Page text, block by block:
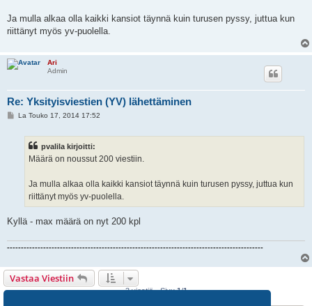
i
Ja mulla alkaa olla kaikki kansiot täynnä kuin turusen pyssy, juttua kun
riittänyt myös yv-puolella.
Ari
Admin
Re: Yksityisviestien (YV) lähettäminen
VLa Touko 17, 2014 17:52
pvalila kirjoitti:
Määrä on noussut 200 viestiin.
Ja mulla alkaa olla kaikki kansiot täynnä kuin turusen pyssy, juttua kun
riittänyt myös yv-puolella.
Kyllä - max määrä on nyt 200 kpl
--------------------------------------------------------------------------------------------
Vastaa Viestiin
3 viestiä • Sivu1/1